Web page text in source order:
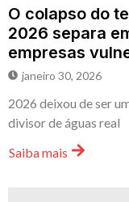
O colapso do
2026 separa
empresas
janeiro 30, 2026
2026 deixou de ser
divisor de águas real
Saiba mais